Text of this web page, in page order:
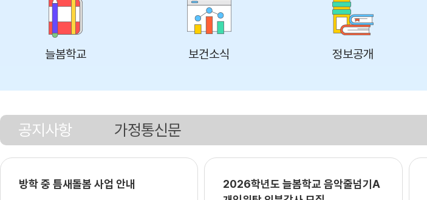
늘봄학교 보건소식 정보공개
공지사항 가정통신문
방학 중 틈새돌봄 사업 안내
2026학년도 늘봄학교 음악줄넘기A